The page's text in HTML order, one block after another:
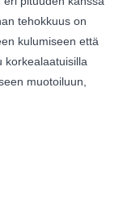
tehokkuus on
kulumiseen että
korkealaatuisilla
muotoiluun,